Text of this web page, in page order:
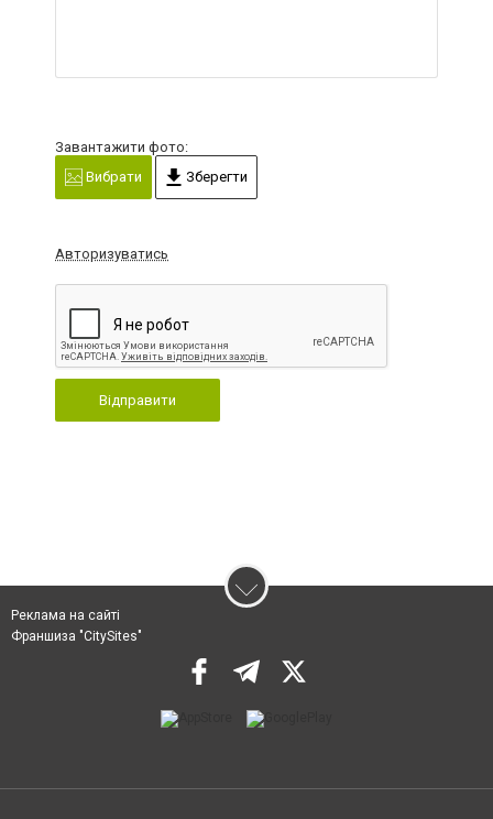
Завантажити фото:
Вибрати
Зберегти
Авторизуватись
Відправити
Реклама на сайті
Франшиза "CitySites"